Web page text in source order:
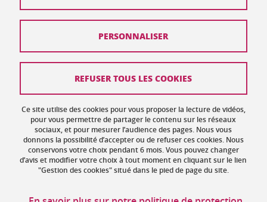
Contact
Mentions légales
Données personnelles : politique de confidentialité
Gestion des cookies
Accessibilité : non conforme
Ce site utilise des cookies pour vous proposer la lecture de vidéos,
pour vous permettre de partager le contenu sur les réseaux
sociaux, et pour mesurer l’audience des pages. Nous vous
donnons la possibilité d’accepter ou de refuser ces cookies. Nous
conservons votre choix pendant 6 mois. Vous pouvez changer
d’avis et modifier votre choix à tout moment en cliquant sur le lien
"Gestion des cookies" situé dans le pied de page du site.
REFUSER TOUS LES COOKIES
PERSONNALISER